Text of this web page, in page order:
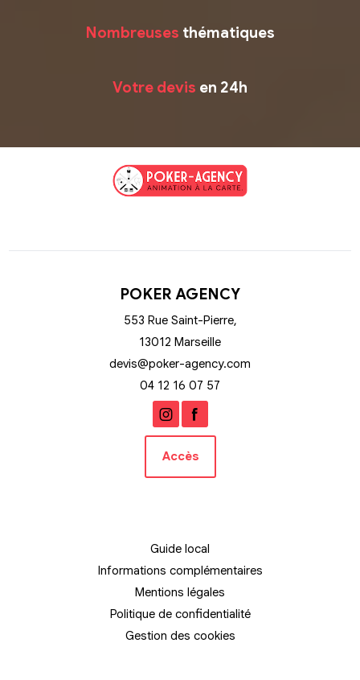
Nombreuses thématiques
Votre devis en 24h
POKER AGENCY
553 Rue Saint-Pierre,
13012 Marseille
devis@poker-agency.com
04 12 16 07 57
Accès
Guide local
Informations complémentaires
Mentions légales
Politique de confidentialité
Gestion des cookies